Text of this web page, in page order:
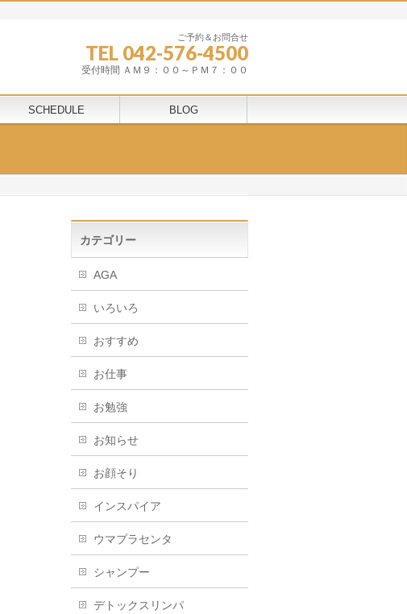
ご予約＆お問合せ
TEL 042-576-4500
受付時間 ＡＭ９：００～ＰＭ７：００
SCHEDULE BLOG
カテゴリー
AGA
いろいろ
おすすめ
お仕事
お勉強
お知らせ
お顔そり
インスパイア
ウマプラセンタ
シャンプー
デトックスリンパ